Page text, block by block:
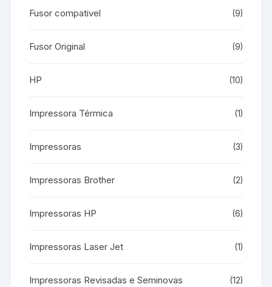
Fusor compativel (9)
Fusor Original (9)
HP (10)
Impressora Térmica (1)
Impressoras (3)
Impressoras Brother (2)
Impressoras HP (6)
Impressoras Laser Jet (1)
Impressoras Revisadas e Seminovas (12)